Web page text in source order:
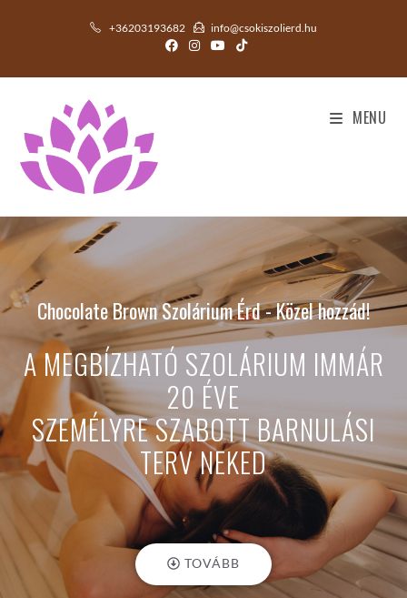
+36203193682 info@csokiszolierd.hu
MENU
Chocolate Brown Szolárium Érd - Közel hozzád!
A MEGBÍZHATÓ SZOLÁRIUM IMMÁR
20 ÉVE
SZEMÉLYRE SZABOTT BARNULÁSI
TERV NEKED
TOVÁBB